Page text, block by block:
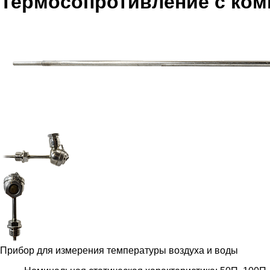
Прибор для измерения температуры воздуха и воды